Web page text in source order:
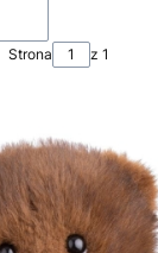
Strona z 1